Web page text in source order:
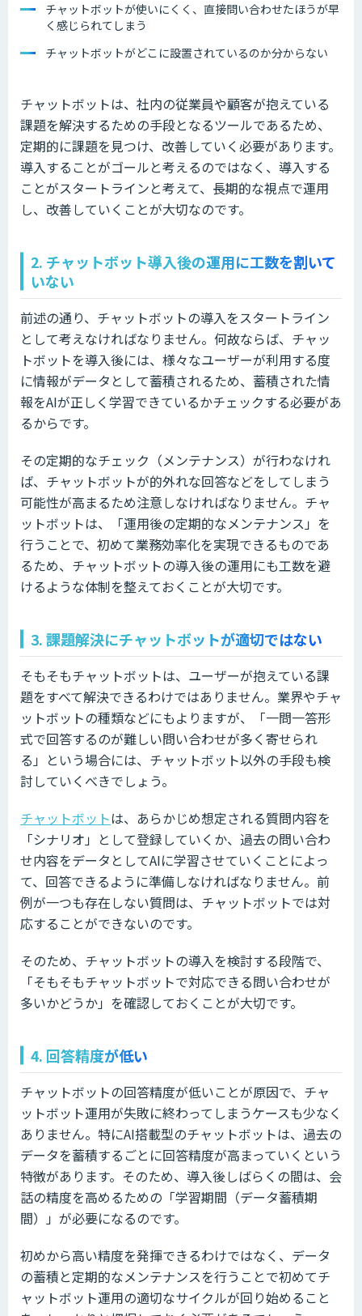
チャットボットが使いにくく、直接問い合わせたほうが早
く感じられてしまう
チャットボットがどこに設置されているのか分からない
チャットボットは、社内の従業員や顧客が抱えている
課題を解決するための手段となるツールであるため、
定期的に課題を見つけ、改善していく必要があります。
導入することがゴールと考えるのではなく、導入する
ことがスタートラインと考えて、長期的な視点で運用
し、改善していくことが大切なのです。
2. チャットボット導入後の運用に工数を割いて
いない
前述の通り、チャットボットの導入をスタートライン
として考えなければなりません。何故ならば、チャッ
トボットを導入後には、様々なユーザーが利用する度
に情報がデータとして蓄積されるため、蓄積された情
報をAIが正しく学習できているかチェックする必要があ
るからです。
その定期的なチェック（メンテナンス）が行わなけれ
ば、チャットボットが的外れな回答などをしてしまう
可能性が高まるため注意しなければなりません。チャ
ットボットは、「運用後の定期的なメンテナンス」を
行うことで、初めて業務効率化を実現できるものであ
るため、チャットボットの導入後の運用にも工数を避
けるような体制を整えておくことが大切です。
3. 課題解決にチャットボットが適切ではない
そもそもチャットボットは、ユーザーが抱えている課
題をすべて解決できるわけではありません。業界やチャ
ットボットの種類などにもよりますが、「一問一答形
式で回答するのが難しい問い合わせが多く寄せられ
る」という場合には、チャットボット以外の手段も検
討していくべきでしょう。
チャットボットは、あらかじめ想定される質問内容を
「シナリオ」として登録していくか、過去の問い合わ
せ内容をデータとしてAIに学習させていくことによっ
て、回答できるように準備しなければなりません。前
例が一つも存在しない質問は、チャットボットでは対
応することができないのです。
そのため、チャットボットの導入を検討する段階で、
「そもそもチャットボットで対応できる問い合わせが
多いかどうか」を確認しておくことが大切です。
4. 回答精度が低い
チャットボットの回答精度が低いことが原因で、チャ
ットボット運用が失敗に終わってしまうケースも少なく
ありません。特にAI搭載型のチャットボットは、過去の
データを蓄積するごとに回答精度が高まっていくという
特徴があります。そのため、導入後しばらくの間は、会
話の精度を高めるための「学習期間（データ蓄積期
間）」が必要になるのです。
初めから高い精度を発揮できるわけではなく、データ
の蓄積と定期的なメンテナンスを行うことで初めてチ
ャットボット運用の適切なサイクルが回り始めること